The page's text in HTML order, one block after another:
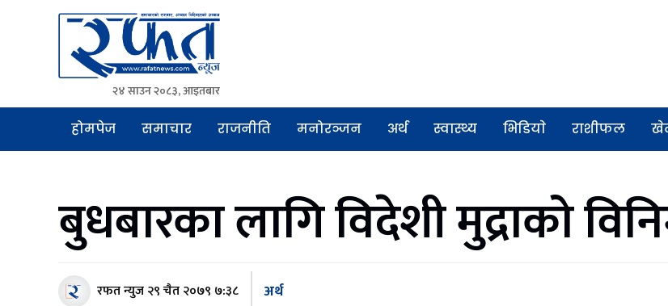
Rafat News
समाचारको रफ्तार, आवाज बिहिनहरुको आवाज
२४ साउन २०८३, आइतबार
होमपेज समाचार राजनीति मनोरञ्जन अर्थ स्वास्थ्य भिडियाे राशीफल
बुधबारका लागि विदेशी मुद्राको
रफत न्युज२९ चैत २०७९ ७:३८ अर्थ